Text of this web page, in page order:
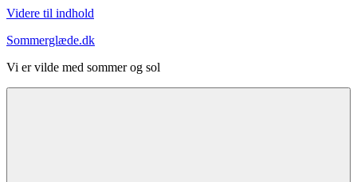
Videre til indhold
Sommerglæde.dk
Vi er vilde med sommer og sol